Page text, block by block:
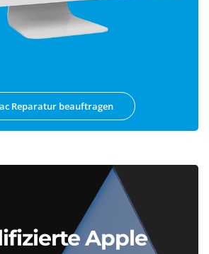
Reparatur beauftragen
Apple